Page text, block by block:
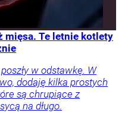
mięsa. Te letnie kotlety
w odstawkę. W
dodaję kilka prostych
są chrupiące z
na długo.